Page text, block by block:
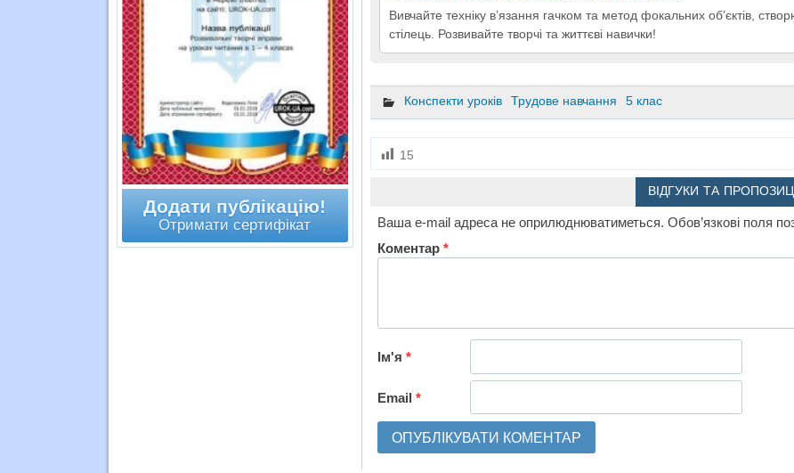
Вивчайте техніку в’язання гачком та метод фокальних об’єктів,
стілець. Розвивайте творчі та життєві навички!
Конспекти уроків Трудове навчання 5 клас
15
ВІДГУКИ ТА
Ваша e-mail адреса не оприлюднюватиметься. Обов’язкові поля
Коментар *
Ім'я *
Email *
Додати публікацію!
Отримати сертифікат